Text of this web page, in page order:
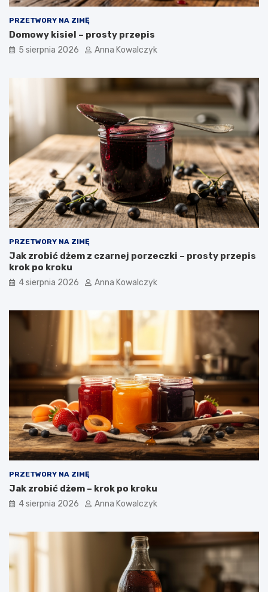
PRZETWORY NA ZIMĘ
Domowy kisiel – prosty przepis
5 sierpnia 2026 Anna Kowalczyk
PRZETWORY NA ZIMĘ
Jak zrobić dżem z czarnej porzeczki – prosty przepis
krok po kroku
4 sierpnia 2026 Anna Kowalczyk
PRZETWORY NA ZIMĘ
Jak zrobić dżem – krok po kroku
4 sierpnia 2026 Anna Kowalczyk